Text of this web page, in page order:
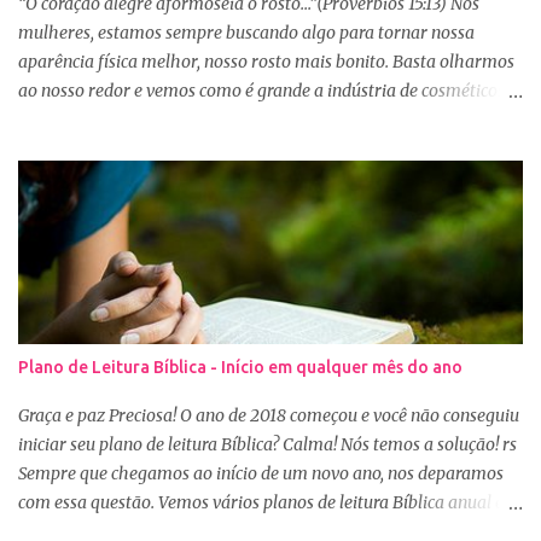
mulheres, estamos sempre buscando algo para tornar nossa
aparência física melhor, nosso rosto mais bonito. Basta olharmos
ao nosso redor e vemos como é grande a indústria de cosméticos e
se maquiar e testam produtos. Não é errado gostar de se cuidar e
buscar conhecimento de como ficar mais bonita e atraente. Eu
também gosto de maquiagem e dicas de beleza, no entanto,
precisamos cuidar primeiramente da nossa beleza interior. A
verdade é que, muitas de nós buscamos de forma desenfreada
ficarmos mais bonitas por fora tentando nos afirmar, e mostrar
que temos algum valor, porque nossos corações estão cheios de
amargura e traumas causados por situações que vivenciamos. O
Sábio rei Salomão nós dá uma dica de beleza no livro de
Provérbios dizendo que o coração alegre aformoseia o rosto. A
alegr...
Plano de Leitura Bíblica - Início em qualquer mês do ano
Graça e paz Preciosa! O ano de 2018 começou e você não conseguiu
iniciar seu plano de leitura Bíblica? Calma! Nós temos a solução! rs
Sempre que chegamos ao início de um novo ano, nos deparamos
com essa questão. Vemos vários planos de leitura Bíblica anual e